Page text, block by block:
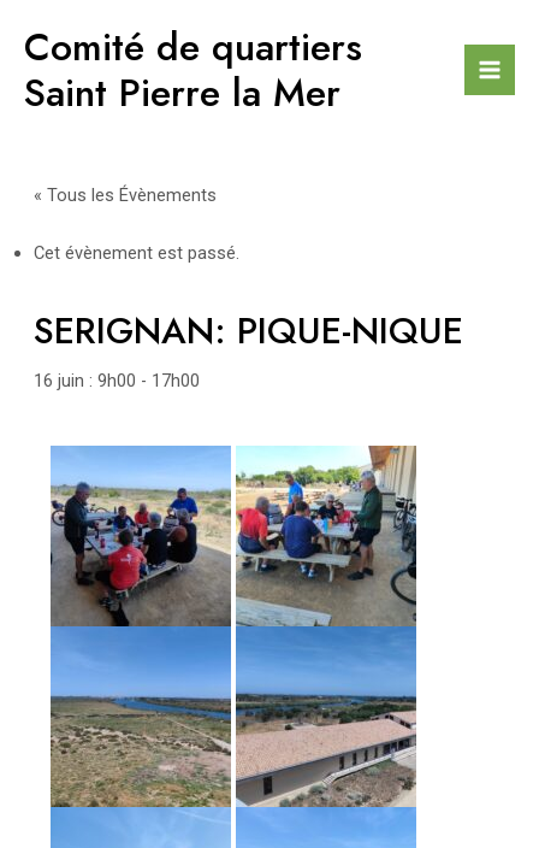
Comité de quartiers
Saint Pierre la Mer
« Tous les Évènements
Cet évènement est passé.
SERIGNAN: PIQUE-NIQUE
16 juin : 9h00 - 17h00